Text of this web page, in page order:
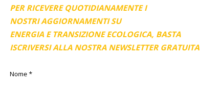
PER RICEVERE QUOTIDIANAMENTE I
NOSTRI AGGIORNAMENTI SU
ENERGIA E TRANSIZIONE ECOLOGICA, BASTA
ISCRIVERSI ALLA NOSTRA NEWSLETTER GRATUITA
Nome *